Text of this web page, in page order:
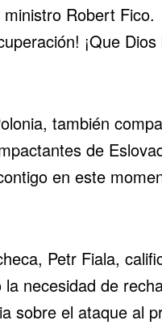
Robert Fico.
¡Que Dios
también
de
en este
Petr Fiala,
necesidad de
sobre el ataque al